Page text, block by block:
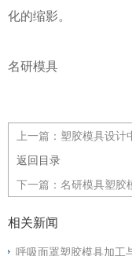
化的缩影。
名研模具
上一篇： 塑胶模具设计
返回目录
下一篇： 名研模具塑胶
相关新闻
呼吸面罩塑胶模具加工